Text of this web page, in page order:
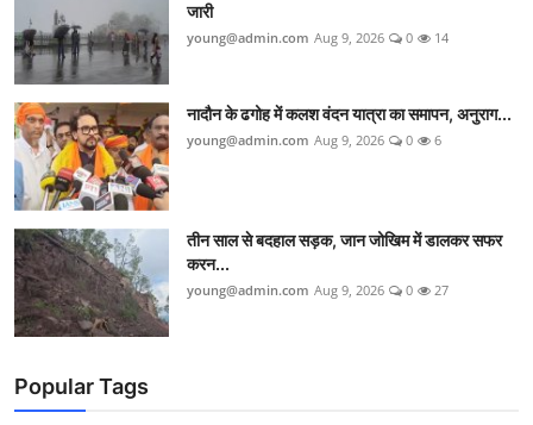
जारी
young@admin.com Aug 9, 2026 0 14
नादौन के ढगोह में कलश वंदन यात्रा का समापन, अनुराग...
young@admin.com Aug 9, 2026 0 6
तीन साल से बदहाल सड़क, जान जोखिम में डालकर सफर
करन...
young@admin.com Aug 9, 2026 0 27
Popular Tags